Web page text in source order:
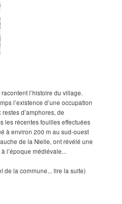
l’histoire du village.
l’existence d’une occupation
d’amphores, de
les récentes fouilles effectuées
à environ 200 m au sud-ouest
de la Nielle, ont révélé une
l’époque médiévale...
de la commune... lire la suite)